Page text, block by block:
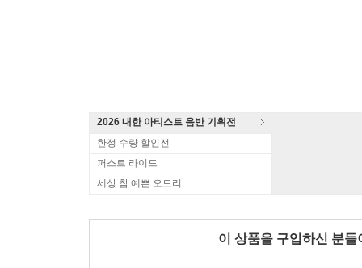
2026 내한 아티스트 음반 기획전
한정 수량 할인전
퍼스트 라이드
세상 참 예쁜 오드리
이 상품을 구입하신 분